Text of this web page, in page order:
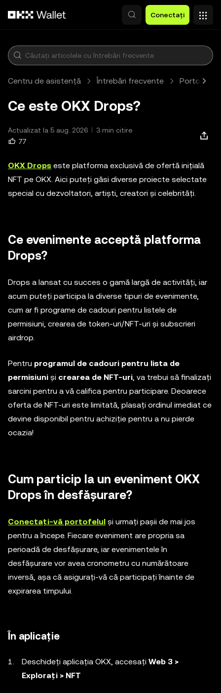
Conectați
Centru de asistență Întrebări frecvente Portofel
Ce este OKX Drops?
Actualizat la 5 aug. 2026
3 min citire
77
OKX Drops este platforma exclusivă de ofertă inițială
NFT pe OKX. Aici puteți găsi diverse proiecte selectate
special cu dezvoltatori, artiști, creatori și celebrități.
Ce evenimente acceptă platforma
Drops?
Drops a lansat cu succes o gamă largă de activități, iar
acum puteți participa la diverse tipuri de evenimente,
cum ar fi programe de cadouri pentru listele de
permisiuni, crearea de token-uri/NFT-uri și subscrieri
airdrop.
Pentru programul de cadouri pentru lista de
permisiuni și crearea de NFT-uri, va trebui să finalizați
sarcini pentru a vă califica pentru participare. Deoarece
oferta de NFT-uri este limitată, plasați ordinul imediat ce
devine disponibil pentru achiziție pentru a nu pierde
ocazia!
Cum particip la un eveniment OKX
Drops în desfășurare?
Conectați-vă portofelul și urmați pașii de mai jos
pentru a începe. Fiecare eveniment are propria sa
perioadă de desfășurare, iar evenimentele în
desfășurare vor avea cronometru cu numărătoare
inversă, așa că asigurați-vă că participați înainte de
expirarea timpului.
În aplicație
Deschideți aplicația OKX, accesați Web 3 >
Explorați > NFT